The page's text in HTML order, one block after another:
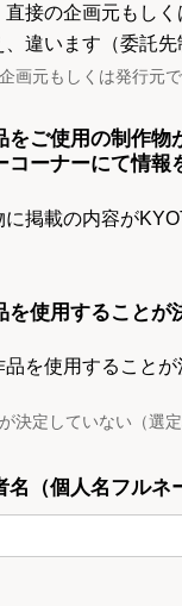
直接の企画元もしく
、違います（委託先
画元もしくは発行元
をご使用の制作物
コーナーにて情報
に掲載の内容が
を使用することが
品を使用することが
決定していない（選
名（個人名フルネ